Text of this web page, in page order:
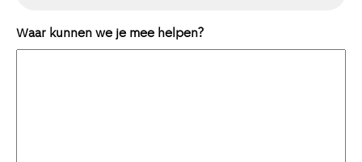
Waar kunnen we je mee helpen?